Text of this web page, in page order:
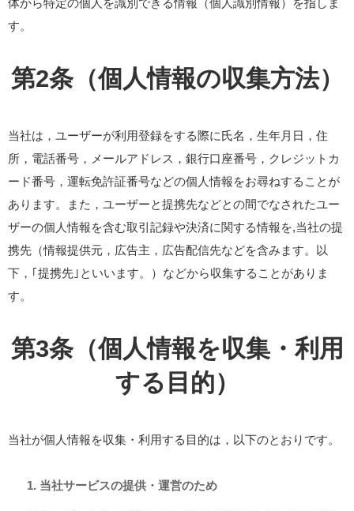
体から特定の個人を識別できる情報（個人識別情報）を指しま
す。
第2条（個人情報の収集方法）
当社は，ユーザーが利用登録をする際に氏名，生年月日，住
所，電話番号，メールアドレス，銀行口座番号，クレジットカ
ード番号，運転免許証番号などの個人情報をお尋ねすることが
あります。また，ユーザーと提携先などとの間でなされたユー
ザーの個人情報を含む取引記録や決済に関する情報を,当社の提
携先（情報提供元，広告主，広告配信先などを含みます。以
下，｢提携先｣といいます。）などから収集することがありま
す。
第3条（個人情報を収集・利用
する目的）
当社が個人情報を収集・利用する目的は，以下のとおりです。
当社サービスの提供・運営のため